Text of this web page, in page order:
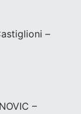
–
–